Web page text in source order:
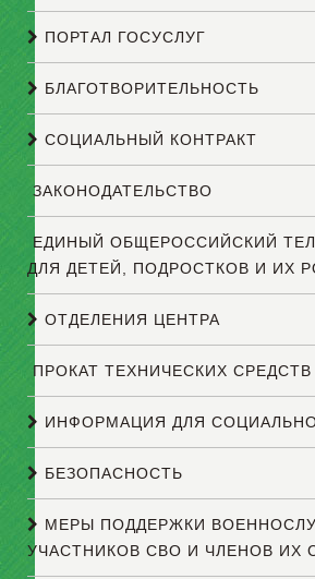
ПОРТАЛ ГОСУСЛУГ
БЛАГОТВОРИТЕЛЬНОСТЬ
СОЦИАЛЬНЫЙ КОНТРАКТ
ЗАКОНОДАТЕЛЬСТВО
ЕДИНЫЙ ОБЩЕРОССИЙСКИЙ
ДЛЯ ДЕТЕЙ, ПОДРОСТКОВ И ИХ
ОТДЕЛЕНИЯ ЦЕНТРА
ПРОКАТ ТЕХНИЧЕСКИХ
ИНФОРМАЦИЯ ДЛЯ
БЕЗОПАСНОСТЬ
МЕРЫ ПОДДЕРЖКИ
УЧАСТНИКОВ СВО И ЧЛЕНОВ ИХ